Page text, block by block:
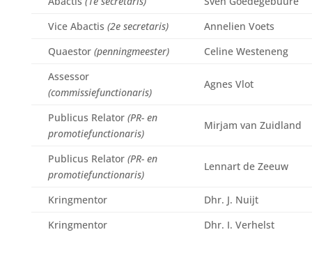
Vice Abactis (2e secretaris)
Annelien Voets
Quaestor (penningmeester)
Celine Westeneng
Assessor
(commissiefunctionaris)
Agnes Vlot
Publicus Relator (PR- en
promotiefunctionaris)
Mirjam van Zuidland
Publicus Relator (PR- en
promotiefunctionaris)
Lennart de Zeeuw
Kringmentor
Dhr. J. Nuijt
Kringmentor
Dhr. I. Verhelst